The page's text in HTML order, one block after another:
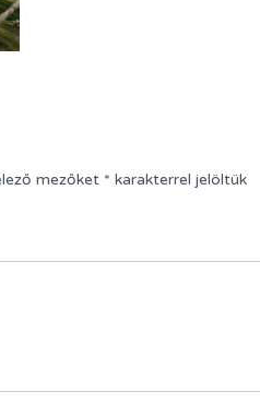
mezőket * karakterrel jelöltük